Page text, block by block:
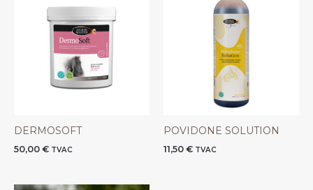
DERMOSOFT
50,00 € TVAC
POVIDONE SOLUTION
11,50 € TVAC